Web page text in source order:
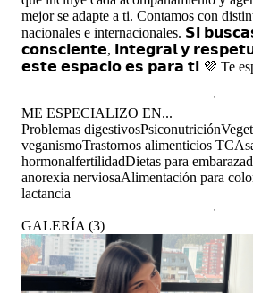
mejor se adapte a ti. Contamos con
nacionales e internacionales. 𝗦𝗶
𝗰𝗼𝗻𝘀𝗰𝗶𝗲𝗻𝘁𝗲, 𝗶𝗻𝘁𝗲𝗴𝗿𝗮𝗹 𝘆
𝗲𝘀𝘁𝗲 𝗲𝘀𝗽𝗮𝗰𝗶𝗼 𝗲𝘀 𝗽𝗮𝗿𝗮 𝘁𝗶 💜 Te
ME ESPECIALIZO EN...
Problemas digestivosPsiconutrición
veganismoTrastornos alimenticios TCA
hormonalfertilidadDietas para
anorexia nerviosaAlimentación para
lactancia
GALERÍA (3)